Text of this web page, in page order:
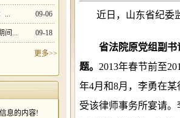
... 09-06
间... 09-18
更多>>
息的内容!
近日，山东省纪委监
省法院原党组副
题。 2013年春节前至
年4月和8月，李勇在
受该律师事务所宴请